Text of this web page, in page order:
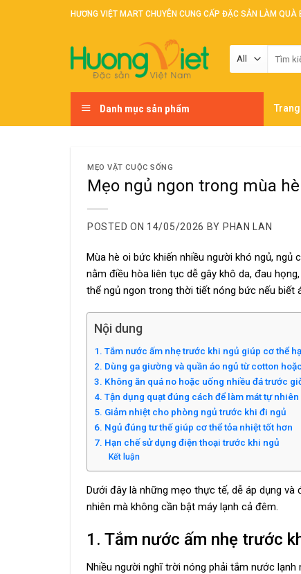
HƯƠNG VIỆT MART CHUYÊN CUNG CẤP ĐẶC SẢN LÀM QUÀ
Danh mục sản phẩm
MẸO VẶT CUỘC SỐNG
Mẹo ngủ ngon trong mùa
POSTED ON 14/05/2026 BY PHAN LAN
Mùa hè oi bức khiến nhiều người khó ngủ, ngủ
nằm điều hòa liên tục dễ gây khô da, đau
thể ngủ ngon trong thời tiết nóng bức nếu biết
Nội dung
1. Tắm nước ấm nhẹ trước khi ngủ giúp cơ thể
2. Dùng ga giường và quần áo ngủ từ cotton
3. Không ăn quá no hoặc uống nhiều đá trước
4. Tận dụng quạt đúng cách để làm mát tự nhiên
5. Giảm nhiệt cho phòng ngủ trước khi đi ngủ
6. Ngủ đúng tư thế giúp cơ thể tỏa nhiệt tốt hơn
7. Hạn chế sử dụng điện thoại trước khi ngủ
Kết luận
Dưới đây là những mẹo thực tế, dễ áp dụng
nhiên mà không cần bật máy lạnh cả đêm.
1. Tắm nước ấm nhẹ trước
Nhiều người nghĩ trời nóng phải tắm nước